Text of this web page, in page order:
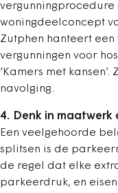
vergunningprocedure
woningdeelconcept
Zutphen hanteert
vergunningen voor
‘Kamers met
navolging.
4. Denk in
Een veelgehoorde
splitsen is de
de regel dat elke
parkeerdruk, en